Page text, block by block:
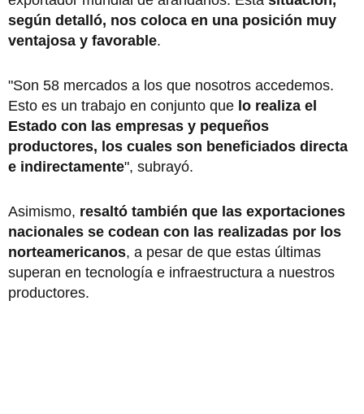
según detalló, nos coloca en una posición muy
ventajosa y favorable.
"Son 58 mercados a los que nosotros accedemos.
Esto es un trabajo en conjunto que lo realiza el
Estado con las empresas y pequeños
productores, los cuales son beneficiados directa
e indirectamente", subrayó.
Asimismo, resaltó también que las exportaciones
nacionales se codean con las realizadas por los
norteamericanos, a pesar de que estas últimas
superan en tecnología e infraestructura a nuestros
productores.